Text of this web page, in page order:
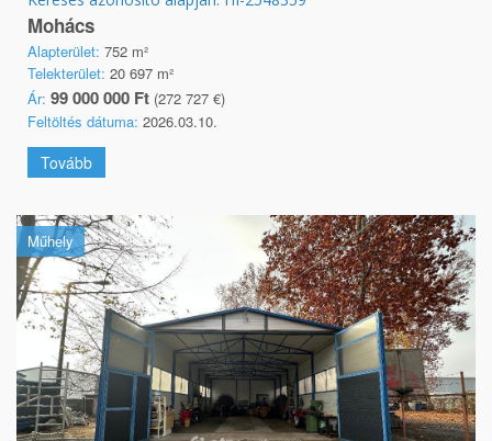
Mohács
Alapterület: 752 m²
Telekterület: 20 697 m²
Ár: 99 000 000 Ft (272 727 €)
Feltöltés dátuma: 2026.03.10.
Tovább
Műhely